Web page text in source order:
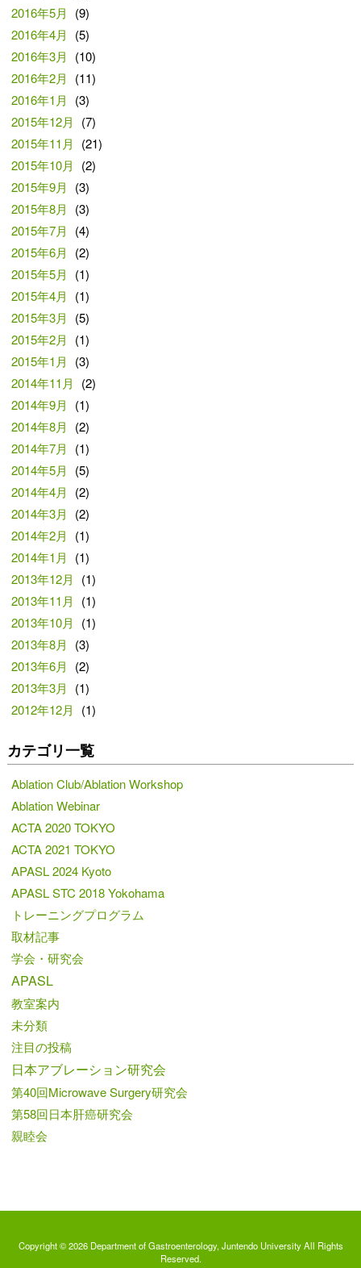
2016年5月
(9)
2016年4月
(5)
2016年3月
(10)
2016年2月
(11)
2016年1月
(3)
2015年12月
(7)
2015年11月
(21)
2015年10月
(2)
2015年9月
(3)
2015年8月
(3)
2015年7月
(4)
2015年6月
(2)
2015年5月
(1)
2015年4月
(1)
2015年3月
(5)
2015年2月
(1)
2015年1月
(3)
2014年11月
(2)
2014年9月
(1)
2014年8月
(2)
2014年7月
(1)
2014年5月
(5)
2014年4月
(2)
2014年3月
(2)
2014年2月
(1)
2014年1月
(1)
2013年12月
(1)
2013年11月
(1)
2013年10月
(1)
2013年8月
(3)
2013年6月
(2)
2013年3月
(1)
2012年12月
(1)
カテゴリ一覧
Ablation Club/Ablation Workshop
Ablation Webinar
ACTA 2020 TOKYO
ACTA 2021 TOKYO
APASL 2024 Kyoto
APASL STC 2018 Yokohama
トレーニングプログラム
取材記事
学会・研究会
APASL
教室案内
未分類
注目の投稿
日本アブレーション研究会
第40回Microwave Surgery研究会
第58回日本肝癌研究会
親睦会
Copyright © 2026 Department of Gastroenterology, Juntendo University All Rights
Reserved.